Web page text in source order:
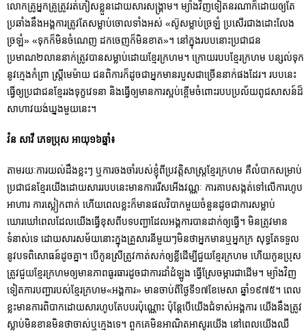
លោកគ្រូអ្នកគ្រូត្រូវរត់ភៀសខ្លួនដោយសារសង្គ្រាម។ ម្យ៉ាងវិញទៀតនរណាក៏ដោយឲ្យតែ
ប្រឆាំងនឹងអង្គការត្រូវតែសម្លាប់ចោលទាំងអស់ «ស៊ូសម្លាប់ច្រឡំ ប្រសើរជាងដោះលែង
ច្រឡំ» «ទុកក៏មិនចំណេញ ដកចេញក៏មិនខាត»។ នៅក្នុងរបបនោះប្រជាជន
ប្រមាណ២លាននាក់ត្រូវបានសម្លាប់ដោយខ្មែរក្រហម។ ក្រោយរបបខ្មែរក្រហម បន្សល់ទុក
នូវក្មេងកំព្រា ស្ត្រីមេម៉ាយ ជនពិការក៏ដូចជាអ្នកមានរបួសជាច្រើននាក់ផងដែរ។ របបនេះ
ធ្វើឲ្យប្រជាជនខ្មែររងទុក្ខវេទនា និងធ្វើឲ្យមានការស្អប់ខ្ពើមចំពោះរបបប្រល័យពូជសាសន៍ដ៏
សាហាវយង់ឃ្នងមួយនេះ។
វ៉ន សាវី ភេទប្រុស អាយុ១៦ឆ្នាំ៖
តាមរយៈការយល់ដឹងខ្លះៗ ឬការចងចាំរបស់ខ្ញុំពីប្រវត្តិសាស្ត្រខ្មែរក្រហម គឺលំបាកសម្រាប់
ប្រជាជនខ្មែរយើងដោយសាររបបនេះមានការរើសអើងវណ្ណៈ ការគាបសង្កត់ទៅលើការហូប
អាហារ ការស្លៀកពាក់ ហើយពេលខ្លះក៏មានផលវិបាកមួយចំនួនដូចជាការសម្លាប់
ឃោរឃៅពេលដែលយើងធ្វើខុសពីបទបញ្ជាដែលអង្គការបានដាក់ឲ្យធ្វើ។ មិនត្រូវមាន
ទំនាស់ទេ ដោយសារសម័យនោះក្នុងគ្រួសារនីមួយៗមិនថាអ្នកមានឬអ្នកក្រ សុទ្ធតែទទួល
នូវបទពិសោធន៍ដូចគ្នា។ បើកូនស្រីត្រូវកាត់សក់ឲ្យខ្លីដើម្បីជួយខ្មែរក្រហម ហើយកូនប្រុស
ត្រូវជួយខ្មែរក្រហមឲ្យមានភាពធូរធារដូចជាការដាំដំឡូង ធ្វើស្រែចម្ការជាដើម។ ម្យ៉ាងវិញ
ទៀតការបញ្ជារបស់ខ្មែរក្រហម«អង្គការ» មានចាប់ពីថ្ងៃទី១៧ខែមេសា ឆ្នាំ១៩៧៥។ ពេល
ខ្លះមានការពិបាកដោយសារហូបតែបបរប៉ុណ្ណោះ ប៉ុន្តែបើយើងជំទាស់អង្គការ យើងនឹងត្រូវ
ស្លាប់មិនខានមិនថាចាស់ឬក្មេងទេ។ ពួកគេមិនអាណិតអាសូរយើង នៅពេលយើងឈឺ